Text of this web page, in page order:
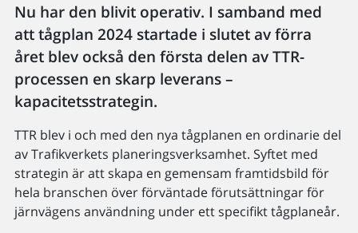
Nu har den blivit operativ. I samband med
att tågplan 2024 startade i slutet av förra
året blev också den första delen av TTR-
processen en skarp leverans –
kapacitetsstrategin.
TTR blev i och med den nya tågplanen en ordinarie del
av Trafikverkets planeringsverksamhet. Syftet med
strategin är att skapa en gemensam framtidsbild för
hela branschen över förväntade förutsättningar för
järnvägens användning under ett specifikt tågplaneår.